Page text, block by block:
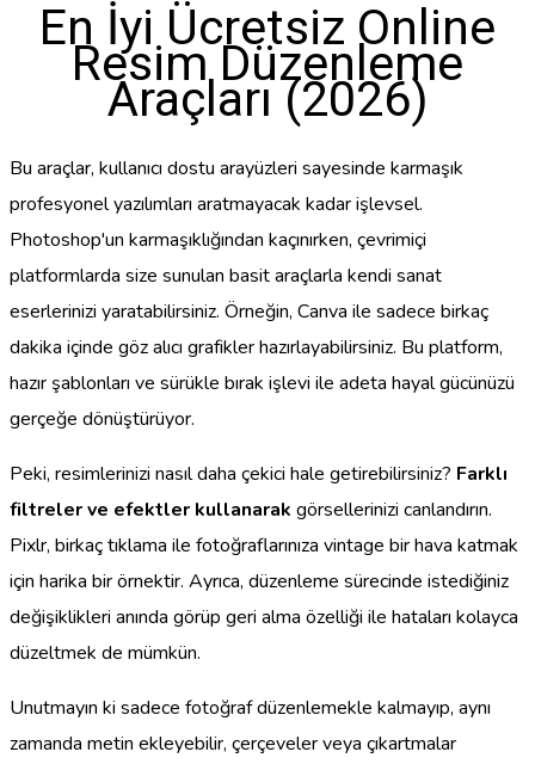
En İyi Ücretsiz Online
Resim Düzenleme
Araçları (2026)
Bu araçlar, kullanıcı dostu arayüzleri sayesinde karmaşık
profesyonel yazılımları aratmayacak kadar işlevsel.
Photoshop'un karmaşıklığından kaçınırken, çevrimiçi
platformlarda size sunulan basit araçlarla kendi sanat
eserlerinizi yaratabilirsiniz. Örneğin, Canva ile sadece birkaç
dakika içinde göz alıcı grafikler hazırlayabilirsiniz. Bu platform,
hazır şablonları ve sürükle bırak işlevi ile adeta hayal gücünüzü
gerçeğe dönüştürüyor.
Peki, resimlerinizi nasıl daha çekici hale getirebilirsiniz? Farklı
filtreler ve efektler kullanarak görsellerinizi canlandırın.
Pixlr, birkaç tıklama ile fotoğraflarınıza vintage bir hava katmak
için harika bir örnektir. Ayrıca, düzenleme sürecinde istediğiniz
değişiklikleri anında görüp geri alma özelliği ile hataları kolayca
düzeltmek de mümkün.
Unutmayın ki sadece fotoğraf düzenlemekle kalmayıp, aynı
zamanda metin ekleyebilir, çerçeveler veya çıkartmalar